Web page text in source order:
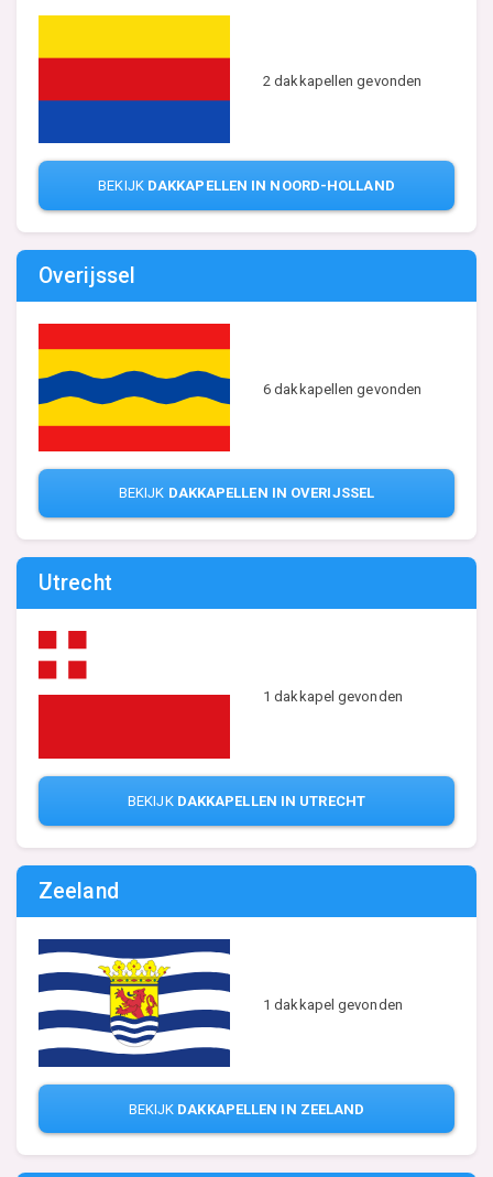
2 dakkapellen gevonden
BEKIJK DAKKAPELLEN IN NOORD-HOLLAND
Overijssel
6 dakkapellen gevonden
BEKIJK DAKKAPELLEN IN OVERIJSSEL
Utrecht
1 dakkapel gevonden
BEKIJK DAKKAPELLEN IN UTRECHT
Zeeland
1 dakkapel gevonden
BEKIJK DAKKAPELLEN IN ZEELAND